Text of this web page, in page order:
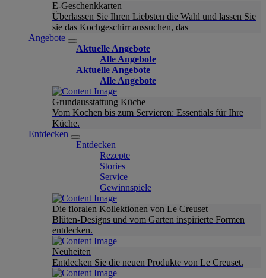
E-Geschenkkarten
Überlassen Sie Ihren Liebsten die Wahl und lassen Sie
sie das Kochgeschirr aussuchen, das
Angebote
Aktuelle Angebote
Alle Angebote
Aktuelle Angebote
Alle Angebote
Grundausstattung Küche
Vom Kochen bis zum Servieren: Essentials für Ihre
Küche.
Entdecken
Entdecken
Rezepte
Stories
Service
Gewinnspiele
Die floralen Kollektionen von Le Creuset
Blüten-Designs und vom Garten inspirierte Formen
entdecken.
Neuheiten
Entdecken Sie die neuen Produkte von Le Creuset.